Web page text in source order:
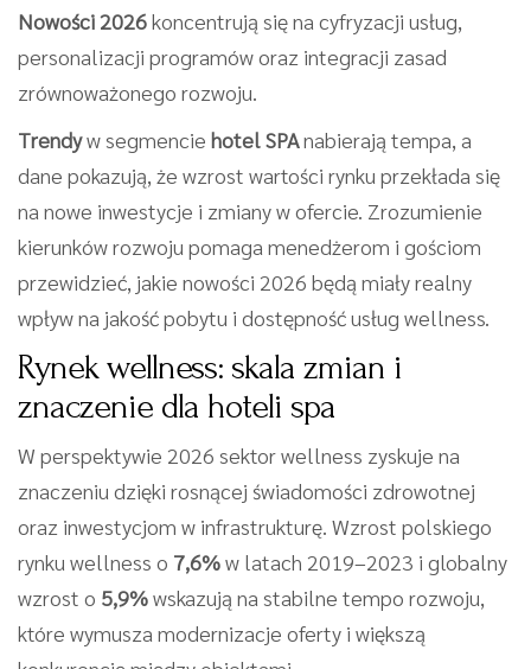
Nowości 2026koncentrują się na cyfryzacji usług,
personalizacji programów oraz integracji zasad
zrównoważonego rozwoju.
Trendyw segmencie hotel SPAnabierają tempa, a
dane pokazują, że wzrost wartości rynku przekłada się
na nowe inwestycje i zmiany w ofercie. Zrozumienie
kierunków rozwoju pomaga menedżerom i gościom
przewidzieć, jakie nowości 2026 będą miały realny
wpływ na jakość pobytu i dostępność usług wellness.
Rynek wellness: skala zmian i
znaczenie dla hoteli spa
W perspektywie 2026 sektor wellness zyskuje na
znaczeniu dzięki rosnącej świadomości zdrowotnej
oraz inwestycjom w infrastrukturę. Wzrost polskiego
rynku wellness o 7,6%w latach 2019–2023 i globalny
wzrost o 5,9%wskazują na stabilne tempo rozwoju,
które wymusza modernizacje oferty i większą